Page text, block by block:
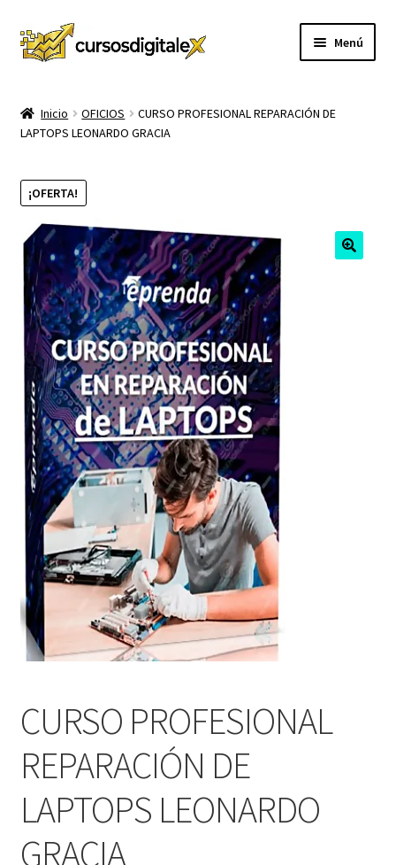
Ir
a
Ir
al
Menú
TIENDA
CURSOS
hijo
MEMBRESIA
MI CUENTA
CARRITO
CONTACTO
Inicio OFICIOS
CURSO PROFESIONAL REPARACIÓN DE
LAPTOPS LEONARDO GRACIA
¡OFERTA!
CURSO PROFESIONAL
REPARACIÓN DE
LAPTOPS LEONARDO
GRACIA